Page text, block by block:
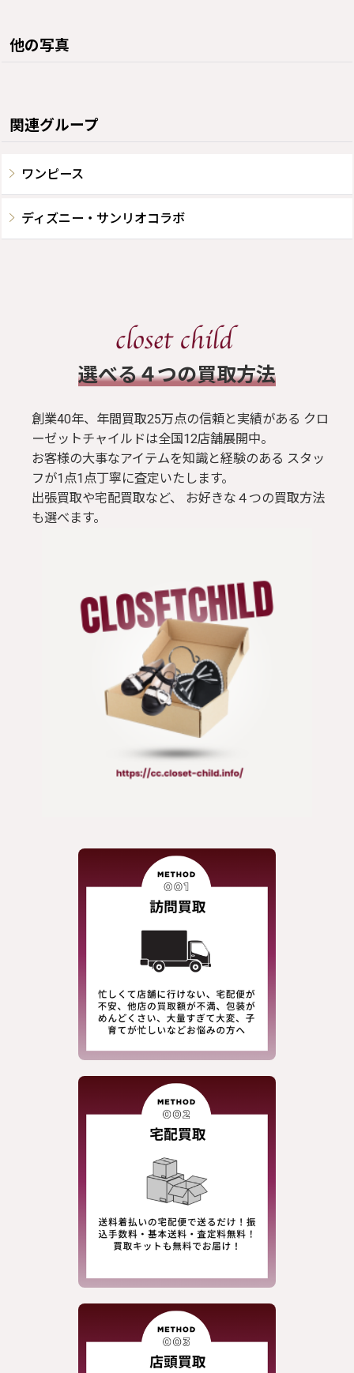
他の写真
関連グループ
ワンピース
ディズニー・サンリオコラボ
​選べる４つの買取方法
創業40年、年間買取25万点の信頼と実績がある クロ
ーゼットチャイルドは全国12店舗展開中。
お客様の大事なアイテムを知識と経験のある スタッ
フが1点1点丁寧に査定いたします。
出張買取や宅配買取など、 お好きな４つの買取方法
も選べます。